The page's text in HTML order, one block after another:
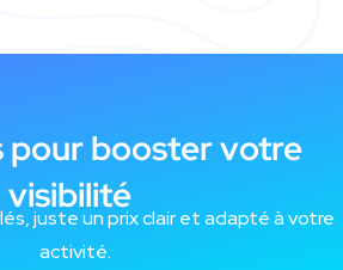
pour booster votre
visibilité
juste un prix clair et adapté à votre
activité.